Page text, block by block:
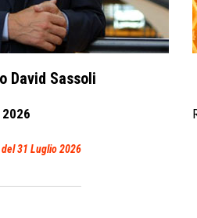
David Sassoli
2026
del 31 Luglio 2026